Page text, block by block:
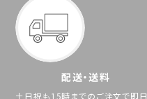
配送・送料
土日祝も15時までのご注文で即日